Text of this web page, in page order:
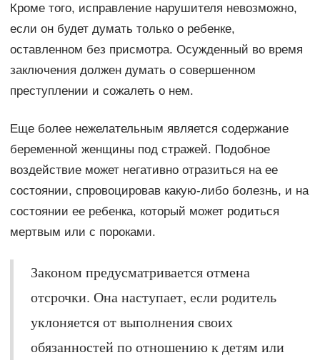
Кроме того, исправление нарушителя невозможно,
если он будет думать только о ребенке,
оставленном без присмотра. Осужденный во время
заключения должен думать о совершенном
преступлении и сожалеть о нем.
Еще более нежелательным является содержание
беременной женщины под стражей. Подобное
воздействие может негативно отразиться на ее
состоянии, спровоцировав какую-либо болезнь, и на
состоянии ее ребенка, который может родиться
мертвым или с пороками.
Законом предусматривается отмена
отсрочки. Она наступает, если родитель
уклоняется от выполнения своих
обязанностей по отношению к детям или